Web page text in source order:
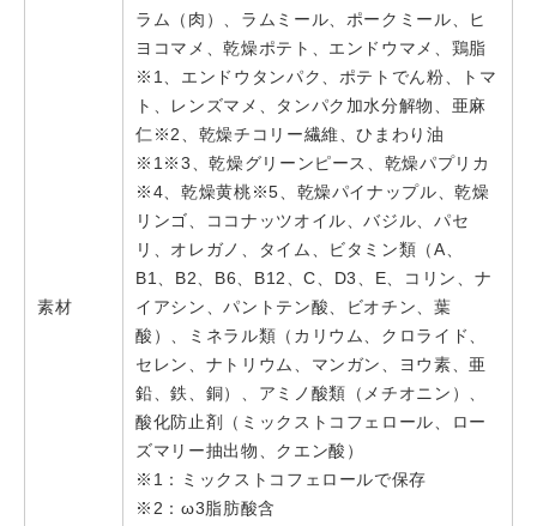
素材
ラム（肉）、ラムミール、ポークミール、ヒ
ヨコマメ、乾燥ポテト、エンドウマメ、鶏脂
※1、エンドウタンパク、ポテトでん粉、トマ
ト、レンズマメ、タンパク加水分解物、亜麻
仁※2、乾燥チコリー繊維、ひまわり油
※1※3、乾燥グリーンピース、乾燥パプリカ
※4、乾燥黄桃※5、乾燥パイナップル、乾燥
リンゴ、ココナッツオイル、バジル、パセ
リ、オレガノ、タイム、ビタミン類（A、
B1、B2、B6、B12、C、D3、E、コリン、ナ
イアシン、パントテン酸、ビオチン、葉
酸）、ミネラル類（カリウム、クロライド、
セレン、ナトリウム、マンガン、ヨウ素、亜
鉛、鉄、銅）、アミノ酸類（メチオニン）、
酸化防止剤（ミックストコフェロール、ロー
ズマリー抽出物、クエン酸）
※1：ミックストコフェロールで保存
※2：ω3脂肪酸含